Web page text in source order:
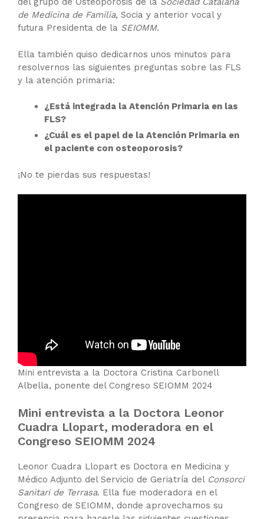
de Medicina de Familia, Socia y anterior vocal y
futura Presidenta de la SEIOMM.
Ella también quiso dedicarnos unos minutos para
resolvernos las siguientes preguntas sobre las FLS
y la atención primaria:
¿Está integrada la Atención Primaria en las
FLS?
¿Cuál es el papel de la Atención Primaria en
el paciente con osteoporosis?
¡No te pierdas sus respuestas!
Mini entrevista a la Doctora Cristina Carbonell
Albella, ponente del Congreso SEIOMM 2024
Mini entrevista a la Doctora Leonor
Cuadra Llopart, moderadora en el
Congreso SEIOMM 2024
Leonor Cuadra Llopart es Doctora en Medicina y
Médico Adjunto del Servicio de Geriatría del Consorci
Sanitari de Terrasa. Ella fue moderadora en el
Congreso de SEIOMM, donde aprovechamos su